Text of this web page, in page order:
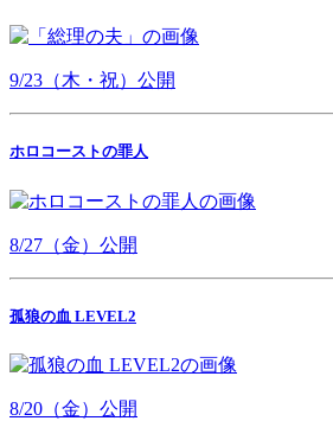
9/23（木・祝）公開
ホロコーストの罪人
8/27（金）公開
孤狼の血 LEVEL2
8/20（金）公開